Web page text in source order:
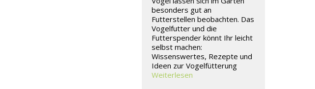
besonders gut an
Futterstellen beobachten. Das
Vogelfutter und die
Futterspender könnt Ihr leicht
selbst machen:
Wissenswertes, Rezepte und
Ideen zur Vogelfütterung
Weiterlesen